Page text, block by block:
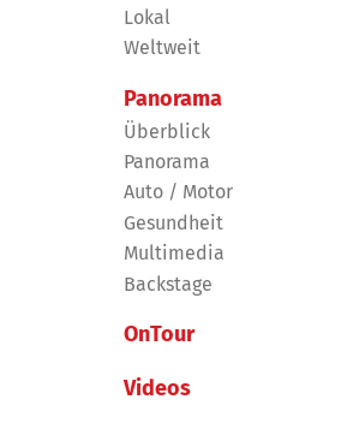
Lokal
Weltweit
Panorama
Überblick
Panorama
Auto / Motor
Gesundheit
Multimedia
Backstage
OnTour
Videos